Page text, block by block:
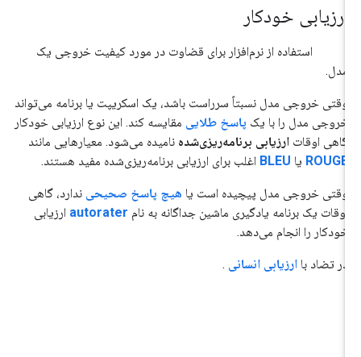
ارزیابی خودکار
#هوش_مصنوعی_تولیدی
استفاده از نرم‌افزار برای قضاوت در مورد کیفیت خروجی یک
مدل.
وقتی خروجی مدل نسبتاً سرراست باشد، یک اسکریپت یا برنامه می‌تواند
خروجی مدل را با یکپاسخ طلاییمقایسه کند. این نوع ارزیابی خودکار
گاهی اوقاتارزیابی برنامه‌ریزی‌شدهنامیده می‌شود. معیارهایی مانند
ROUGEیا BLEUاغلب برای ارزیابی برنامه‌ریزی‌شده مفید هستند.
وقتی خروجی مدل پیچیده است یا هیچ پاسخ صحیحیندارد، گاهی
اوقات یک برنامه یادگیری ماشین جداگانه به نامautoraterارزیابی
خودکار را انجام می‌دهد.
در تضاد با ارزیابی انسانی.